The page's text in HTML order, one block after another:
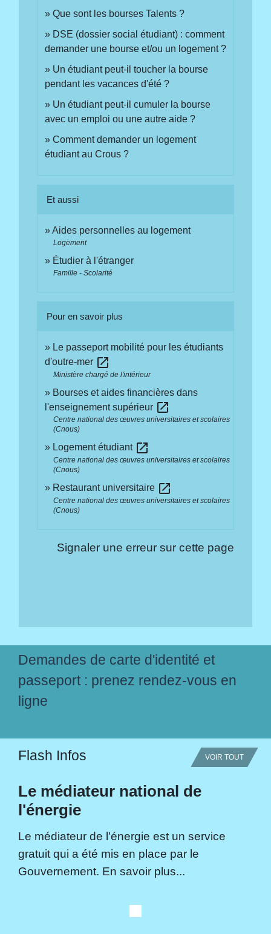
Que sont les bourses Talents ?
DSE (dossier social étudiant) : comment
demander une bourse et/ou un logement ?
Un étudiant peut-il toucher la bourse
pendant les vacances d'été ?
Un étudiant peut-il cumuler la bourse
avec un emploi ou une autre aide ?
Comment demander un logement
étudiant au Crous ?
Et aussi
Aides personnelles au logement
Logement
Étudier à l'étranger
Famille - Scolarité
Pour en savoir plus
Le passeport mobilité pour les étudiants
d'outre-mer open_in_new
Ministère chargé de l'intérieur
Bourses et aides financières dans
l'enseignement supérieur open_in_new
Centre national des œuvres universitaires et scolaires
(Cnous)
Logement étudiant open_in_new
Centre national des œuvres universitaires et scolaires
(Cnous)
Restaurant universitaire open_in_new
Centre national des œuvres universitaires et scolaires
(Cnous)
Signaler une erreur sur cette page
Demandes de carte d'identité et
passeport : prenez rendez-vous en
ligne
Flash Infos VOIR TOUT
Le médiateur national de
l'énergie
Le médiateur de l'énergie est un service
gratuit qui a été mis en place par le
Gouvernement. En savoir plus...